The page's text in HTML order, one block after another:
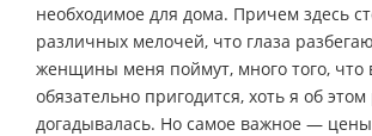
необходимое для дома. Причем здесь
различных мелочей, что глаза
женщины меня поймут, много того, что
обязательно пригодится, хоть я об
догадывалась. Но самое важное —